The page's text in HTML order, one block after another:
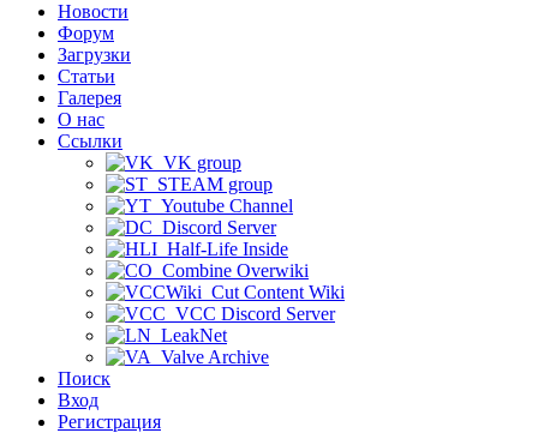
Новости
Форум
Загрузки
Статьи
Галерея
О нас
Ссылки
VK group
STEAM group
Youtube Channel
Discord Server
Half-Life Inside
Combine Overwiki
Cut Content Wiki
VCC Discord Server
LeakNet
Valve Archive
Поиск
Вход
Регистрация